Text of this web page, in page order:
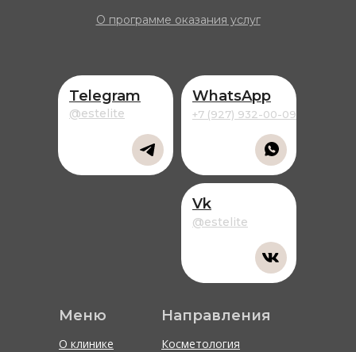
О программе оказания услуг
Telegram
@estelite
WhatsApp
+7 (927) 932-00-09
Vk
@estelite
Меню
О клинике
Направления
Косметология